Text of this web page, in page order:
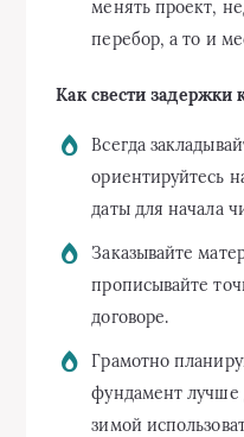
менять проект,
перебор, а то и
Как свести
Всегда
ориентируйтесь
даты для начала
Заказывайте
прописывайте
договоре.
Грамотно
фундамент лучше
зимой